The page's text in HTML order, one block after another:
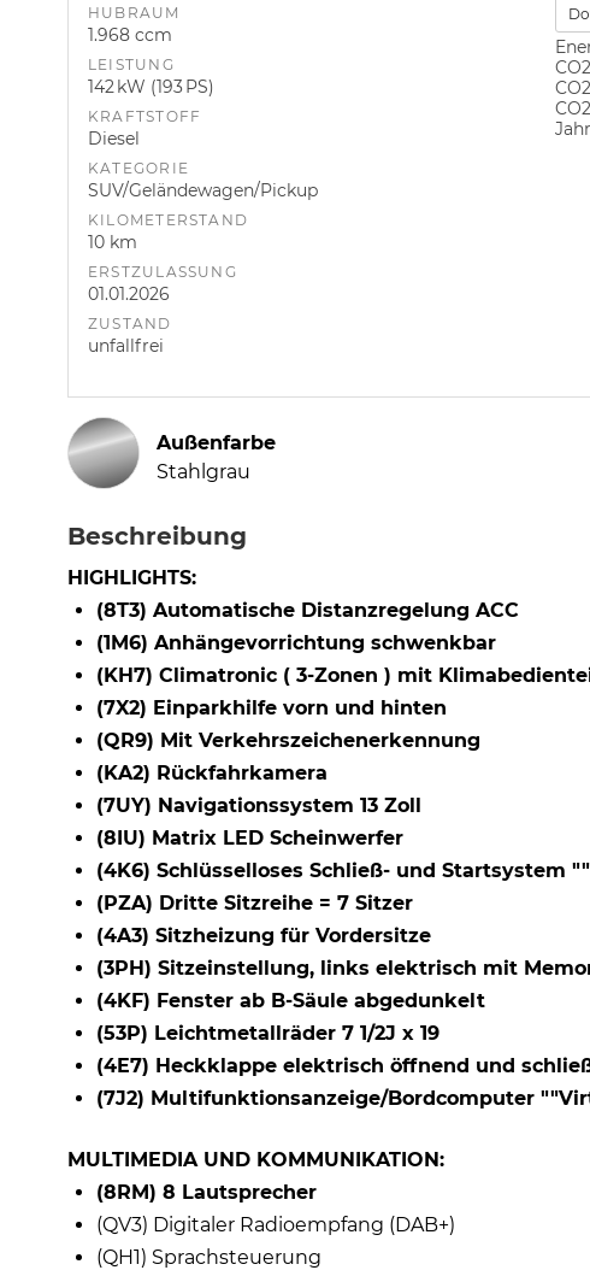
HUBRAUM
1.968 ccm
LEISTUNG
142 kW (193 PS)
KRAFTSTOFF
Diesel
KATEGORIE
SUV/Geländewagen/Pickup
KILOMETERSTAND
10 km
ERSTZULASSUNG
01.01.2026
ZUSTAND
unfallfrei
Außenfarbe
Stahlgrau
Beschreibung
HIGHLIGHTS:
(8T3) Automatische Distanzregelung ACC
(1M6) Anhängevorrichtung schwenkbar
(KH7) Climatronic ( 3-Zonen ) mit
(7X2) Einparkhilfe vorn und hinten
(QR9) Mit Verkehrszeichenerkennung
(KA2) Rückfahrkamera
(7UY) Navigationssystem 13 Zoll
(8IU) Matrix LED Scheinwerfer
(4K6) Schlüsselloses Schließ- und Startsystem
(PZA) Dritte Sitzreihe = 7 Sitzer
(4A3) Sitzheizung für Vordersitze
(3PH) Sitzeinstellung, links elektrisch mit
(4KF) Fenster ab B-Säule abgedunkelt
(53P) Leichtmetallräder 7 1/2J x 19
(4E7) Heckklappe elektrisch öffnend und
(7J2) Multifunktionsanzeige/Bordcomputer
MULTIMEDIA UND KOMMUNIKATION:
(8RM) 8 Lautsprecher
(QV3) Digitaler Radioempfang (DAB+)
(QH1) Sprachsteuerung